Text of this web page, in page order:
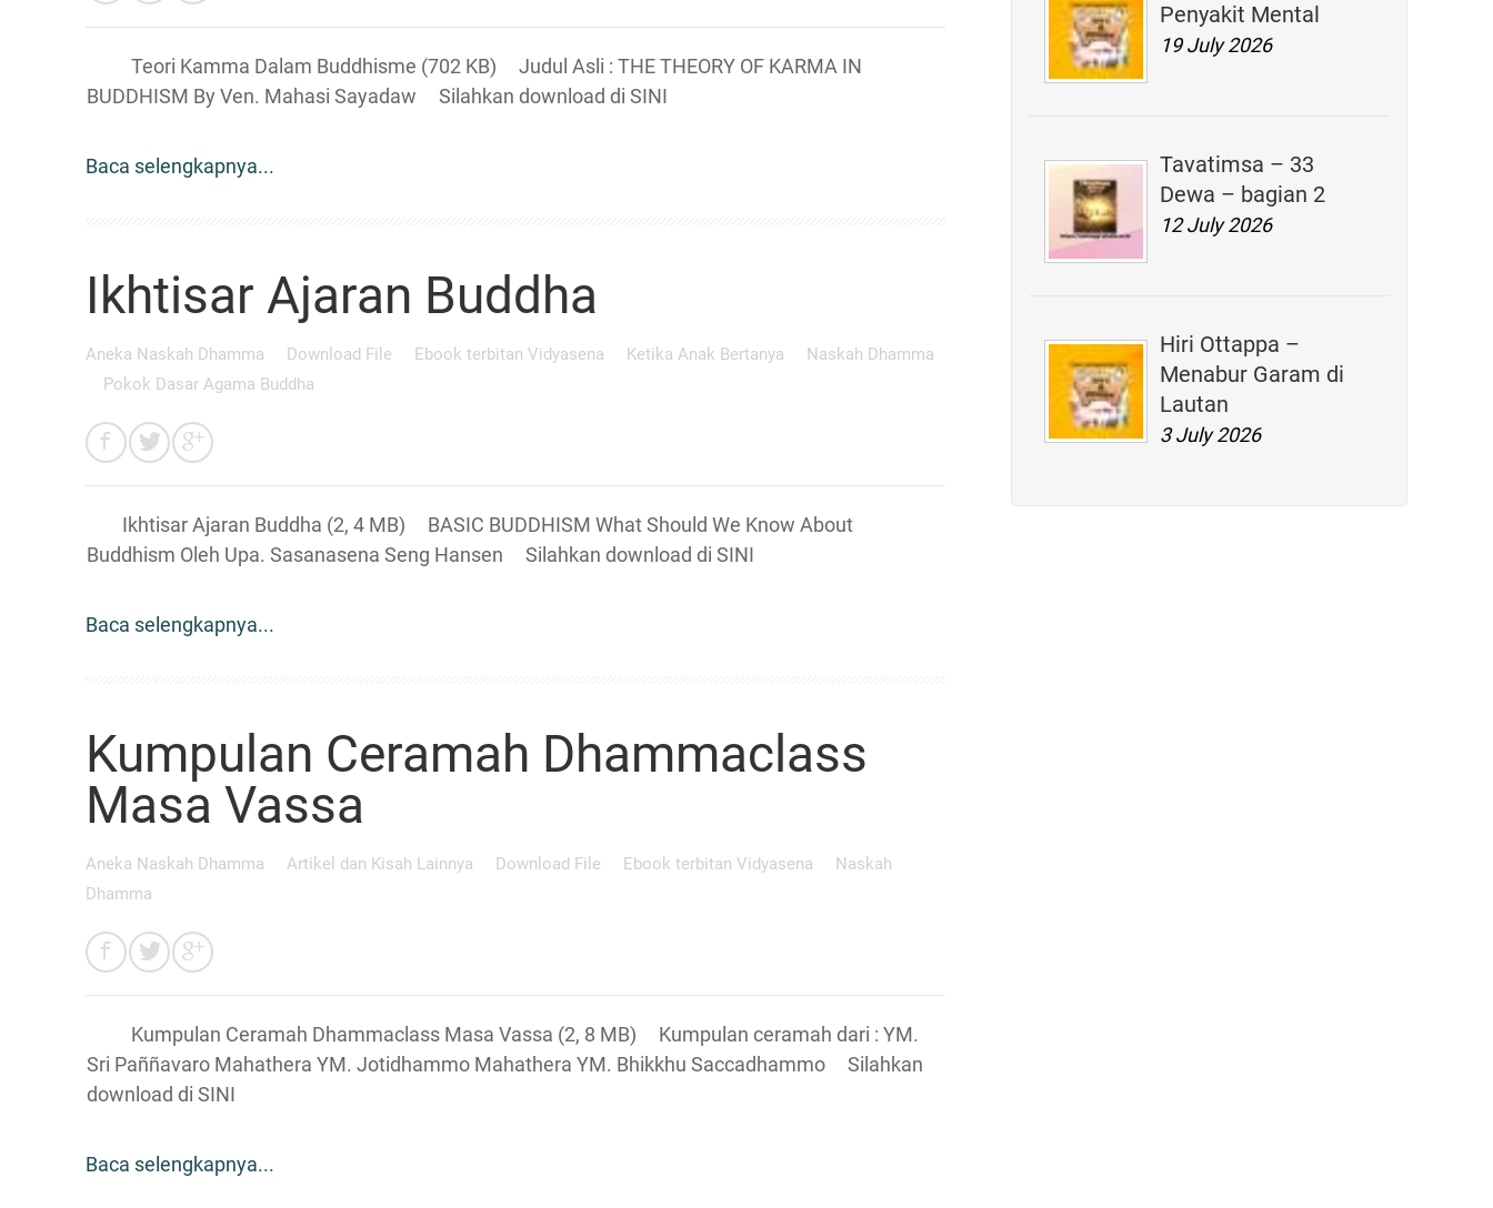
Teori Kamma Dalam Buddhisme (702 KB) Judul Asli : THE THEORY OF KARMA IN
BUDDHISM By Ven. Mahasi Sayadaw Silahkan download di SINI
Baca selengkapnya...
Ikhtisar Ajaran Buddha
Aneka Naskah Dhamma Download File Ebook terbitan Vidyasena Ketika Anak Bertanya
Naskah Dhamma
Pokok Dasar Agama Buddha
Ikhtisar Ajaran Buddha (2, 4 MB) BASIC BUDDHISM What Should We Know About
Buddhism Oleh Upa. Sasanasena Seng Hansen Silahkan download di SINI
Baca selengkapnya...
Kumpulan Ceramah Dhammaclass
Masa Vassa
Aneka Naskah Dhamma Artikel dan Kisah Lainnya Download File Ebook terbitan Vidyasena
Naskah
Dhamma
Kumpulan Ceramah Dhammaclass Masa Vassa (2, 8 MB) Kumpulan ceramah dari : YM.
Sri Paññavaro Mahathera YM. Jotidhammo Mahathera YM. Bhikkhu Saccadhammo Silahkan
download di SINI
Baca selengkapnya...
Penyakit Mental
19 July 2026
Tavatimsa – 33
Dewa – bagian 2
12 July 2026
Hiri Ottappa –
Menabur Garam di
Lautan
3 July 2026